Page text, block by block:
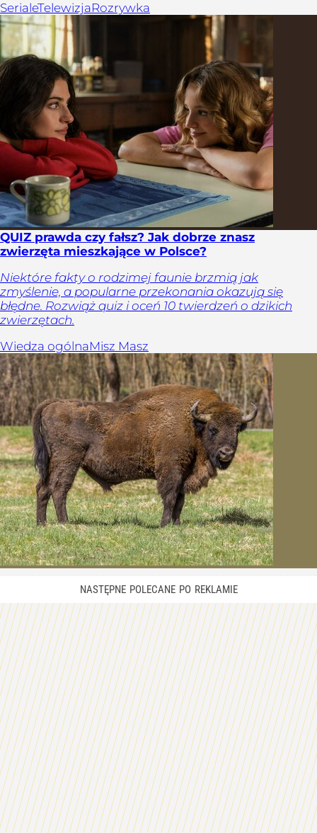
SerialeTelewizjaRozrywka
QUIZ prawda czy fałsz? Jak dobrze znasz
zwierzęta mieszkające w Polsce?
Niektóre fakty o rodzimej faunie brzmią jak
zmyślenie, a popularne przekonania okazują się
błędne. Rozwiąż quiz i oceń 10 twierdzeń o dzikich
zwierzętach.
Wiedza ogólnaMisz Masz